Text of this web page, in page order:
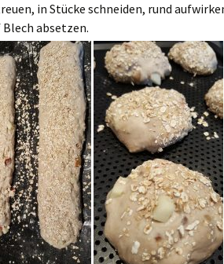
in Stücke schneiden, rund
Blech absetzen.